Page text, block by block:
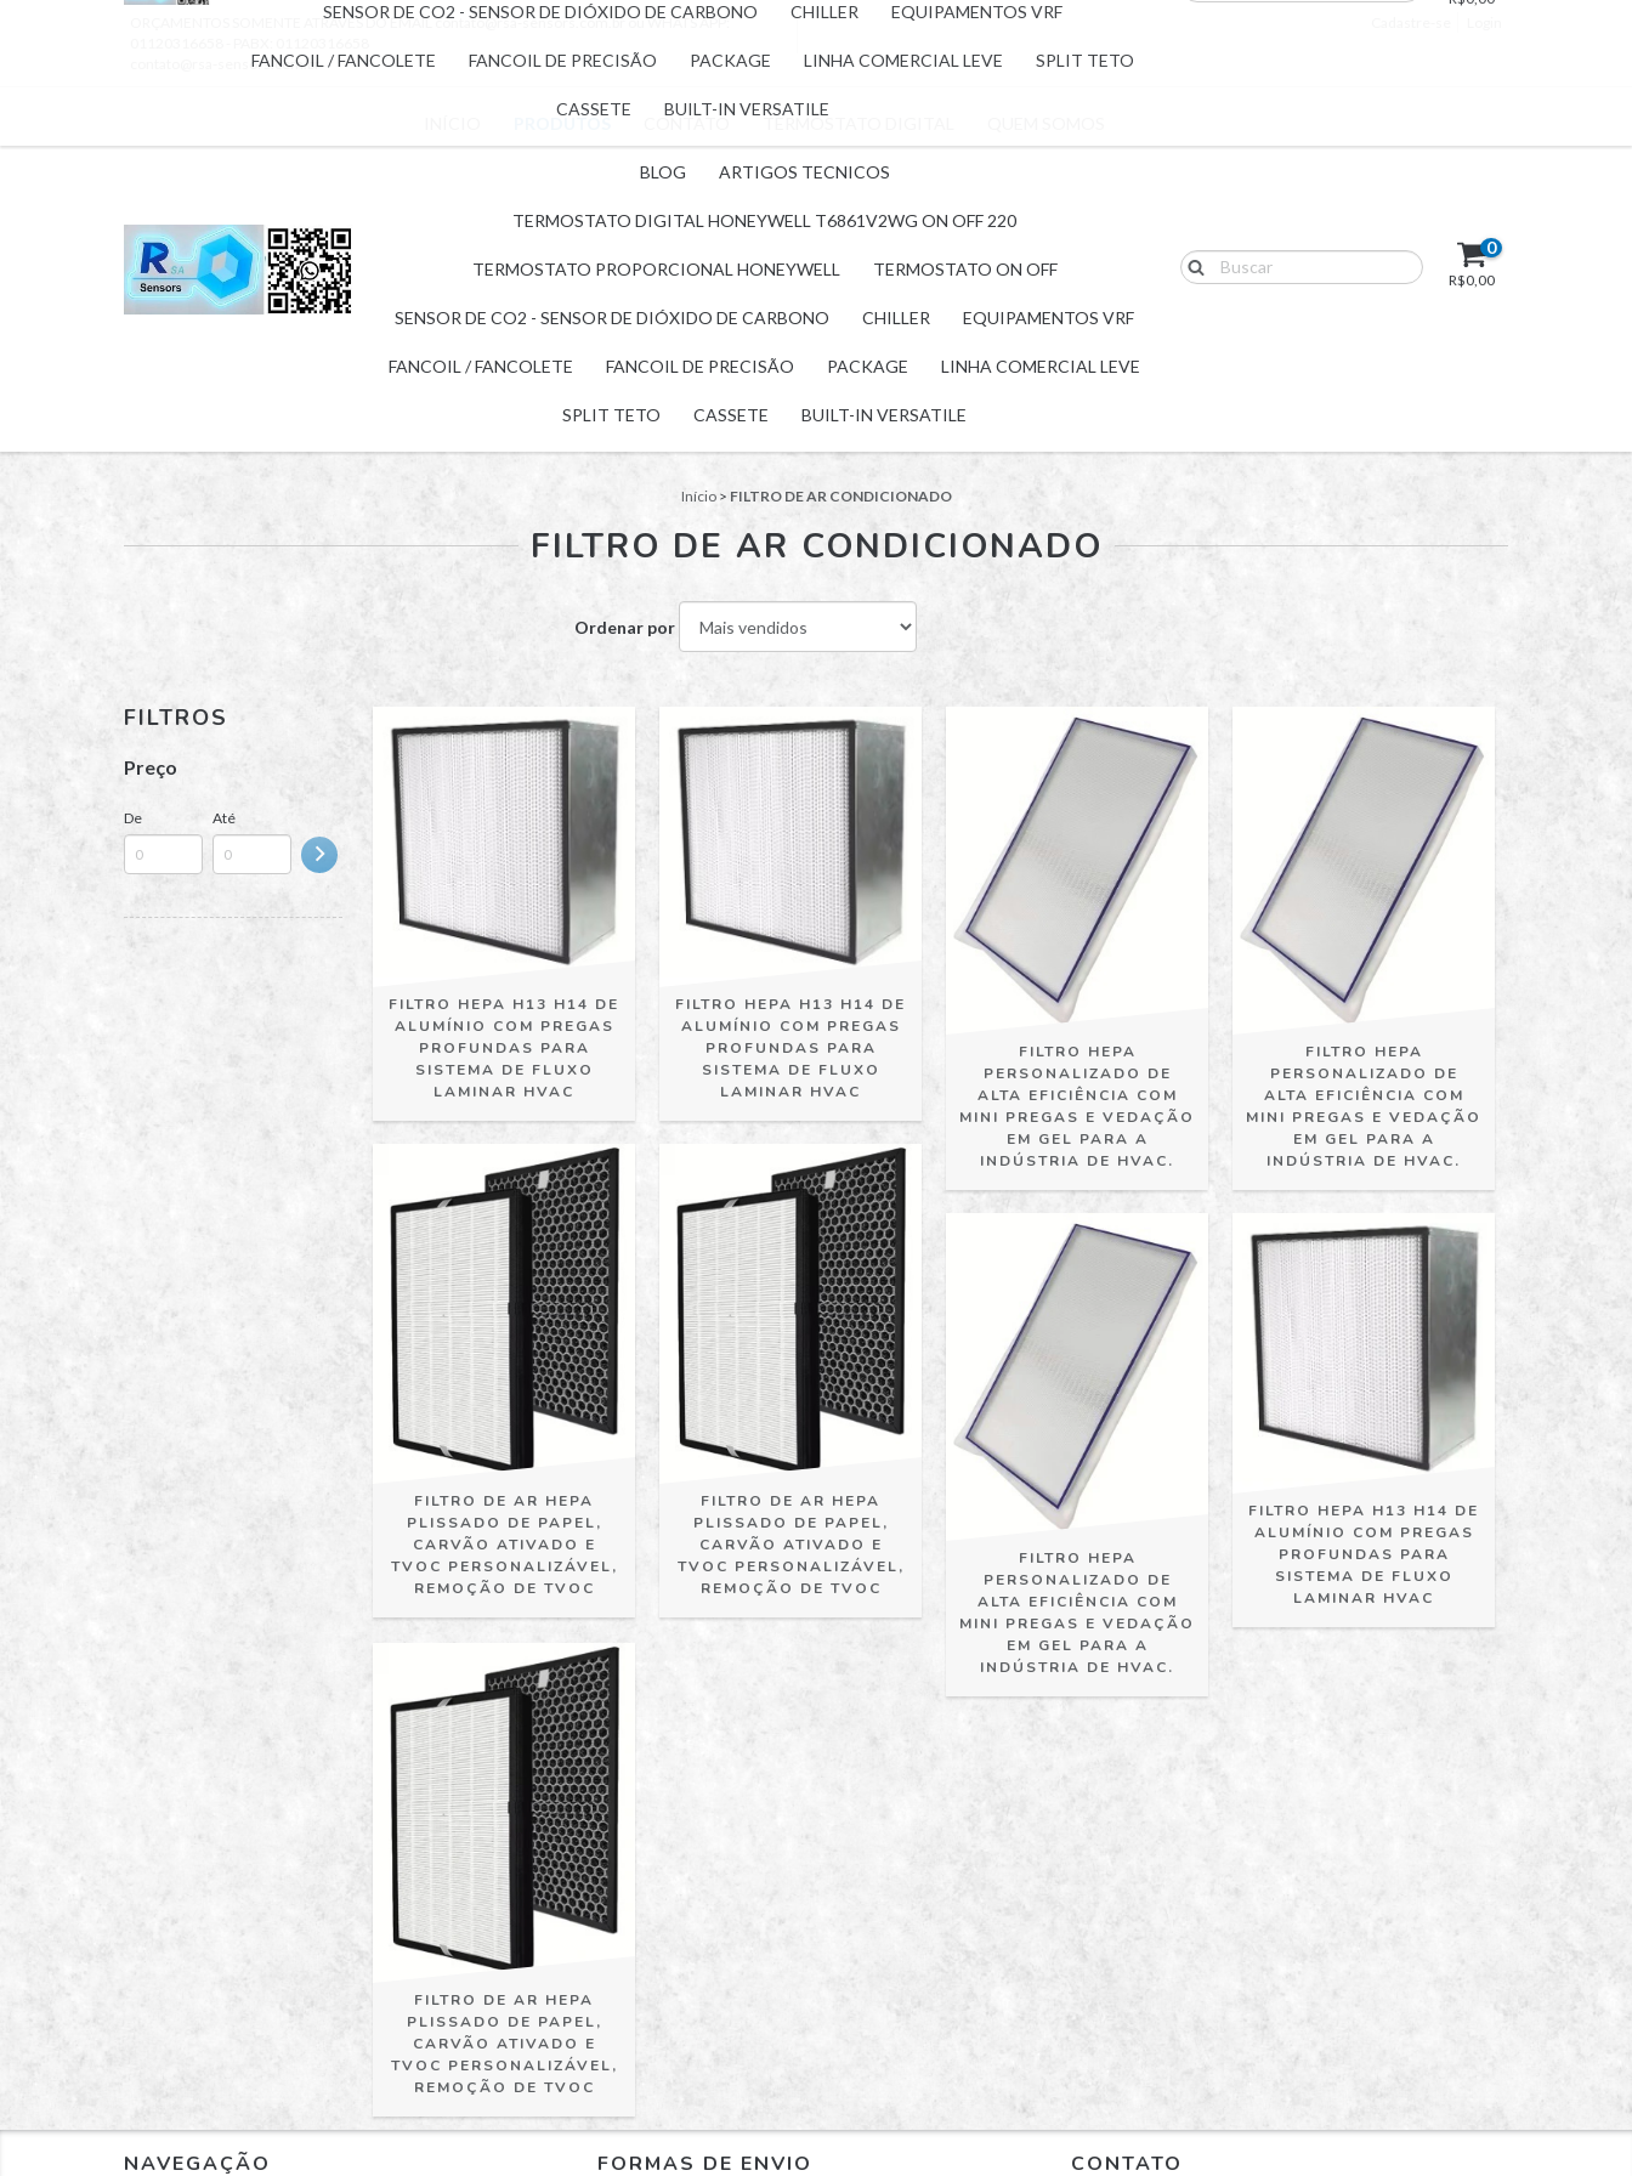
SENSOR DE CO2 - SENSOR DE DIÓXIDO DE CARBONO CHILLER EQUIPAMENTOS VRF
FANCOIL / FANCOLETE FANCOIL DE PRECISÃO PACKAGE LINHA COMERCIAL LEVE SPLIT TETO
CASSETE BUILT-IN VERSATILE
ORÇAMENTOS SOMENTE ATRAVÉS DO EMAILcontato@rsa-sensors.com.br ou WHATS APP:
contato@rsa-sensors.com.br
BLOG ARTIGOS TECNICOS
TERMOSTATO DIGITAL HONEYWELL T6861V2WG ON OFF 220
TERMOSTATO PROPORCIONAL HONEYWELL TERMOSTATO ON OFF
SENSOR DE CO2 - SENSOR DE DIÓXIDO DE CARBONO CHILLER EQUIPAMENTOS VRF
FANCOIL / FANCOLETE FANCOIL DE PRECISÃO PACKAGE LINHA COMERCIAL LEVE
SPLIT TETO CASSETE BUILT-IN VERSATILE
0
R$0,00
Início > FILTRO DE AR CONDICIONADO
FILTRO DE AR CONDICIONADO
Ordenar por
FILTROS
Preço
De Até
FILTRO HEPA H13 H14 DE
ALUMÍNIO COM PREGAS
PROFUNDAS PARA
SISTEMA DE FLUXO
LAMINAR HVAC
FILTRO HEPA H13 H14 DE
ALUMÍNIO COM PREGAS
PROFUNDAS PARA
SISTEMA DE FLUXO
LAMINAR HVAC
FILTRO HEPA
PERSONALIZADO DE
ALTA EFICIÊNCIA COM
MINI PREGAS E VEDAÇÃO
EM GEL PARA A
INDÚSTRIA DE HVAC.
FILTRO HEPA
PERSONALIZADO DE
ALTA EFICIÊNCIA COM
MINI PREGAS E VEDAÇÃO
EM GEL PARA A
INDÚSTRIA DE HVAC.
FILTRO DE AR HEPA
PLISSADO DE PAPEL,
CARVÃO ATIVADO E
TVOC PERSONALIZÁVEL,
REMOÇÃO DE TVOC
FILTRO DE AR HEPA
PLISSADO DE PAPEL,
CARVÃO ATIVADO E
TVOC PERSONALIZÁVEL,
REMOÇÃO DE TVOC
FILTRO HEPA
PERSONALIZADO DE
ALTA EFICIÊNCIA COM
MINI PREGAS E VEDAÇÃO
EM GEL PARA A
INDÚSTRIA DE HVAC.
FILTRO HEPA H13 H14 DE
ALUMÍNIO COM PREGAS
PROFUNDAS PARA
SISTEMA DE FLUXO
LAMINAR HVAC
FILTRO DE AR HEPA
PLISSADO DE PAPEL,
CARVÃO ATIVADO E
TVOC PERSONALIZÁVEL,
REMOÇÃO DE TVOC
NAVEGAÇÃO FORMAS DE ENVIO CONTATO